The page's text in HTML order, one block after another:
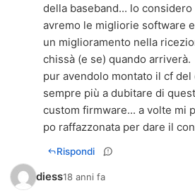
della baseband... lo
avremo le migliorie software
un miglioramento nella
chissà (e se) quando arriverà.
pur avendolo montato il cf del
sempre più a dubitare di
custom firmware... a volte mi
po raffazzonata per dare il
Rispondi
diess18 anni fa